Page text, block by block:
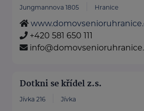
Jungmannova 1805 Hranice
+420 581 650 111
Dotkni se křídel z.s.
Jívka 216 Jívka